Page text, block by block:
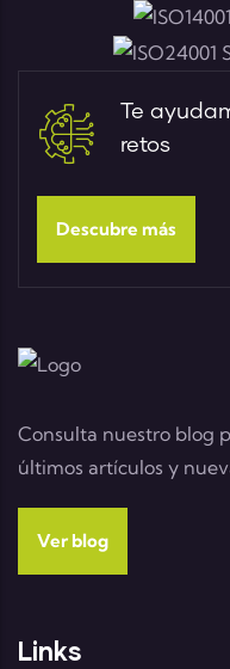
Te
retos
Descubre más
Consulta nuestro blog
últimos artículos y
Ver blog
Links